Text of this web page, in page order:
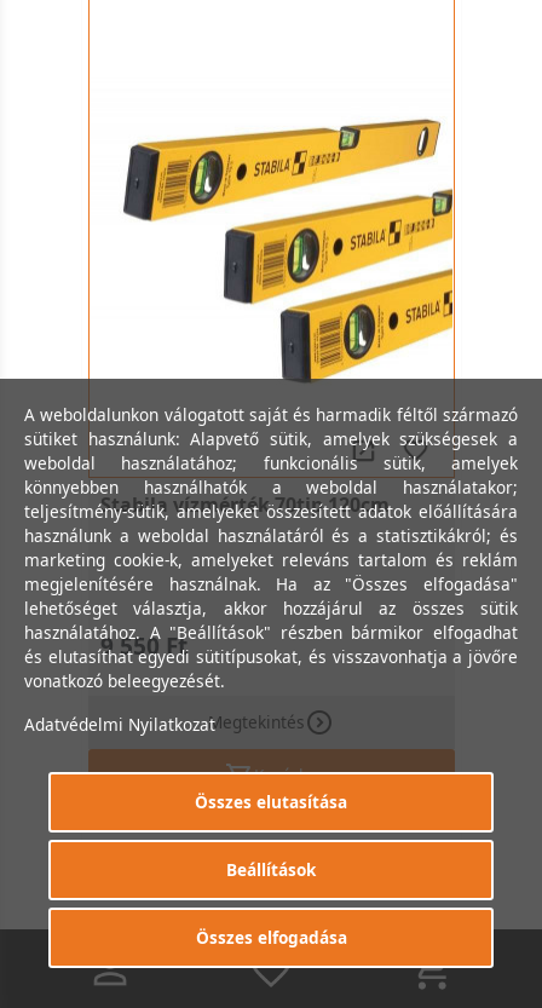
Stabila vízmérték 70tip 120cm
9 550 Ft
Megtekintés
Kosárba
0
A weboldalunkon válogatott saját és harmadik féltől származó
sütiket használunk: Alapvető sütik, amelyek szükségesek a
weboldal használatához; funkcionális sütik, amelyek
könnyebben használhatók a weboldal használatakor;
teljesítmény-sütik, amelyeket összesített adatok előállítására
használunk a weboldal használatáról és a statisztikákról; és
marketing cookie-k, amelyeket releváns tartalom és reklám
megjelenítésére használnak. Ha az "Összes elfogadása"
lehetőséget választja, akkor hozzájárul az összes sütik
használatához. A "Beállítások" részben bármikor elfogadhat
és elutasíthat egyedi sütitípusokat, és visszavonhatja a jövőre
vonatkozó beleegyezését.
Adatvédelmi Nyilatkozat
Összes elutasítása
Beállítások
Összes elfogadása